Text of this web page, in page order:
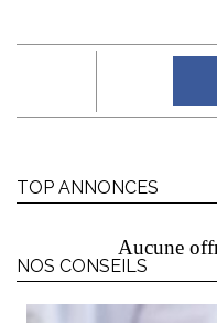
TOP ANNONCES
Aucune
NOS CONSEILS